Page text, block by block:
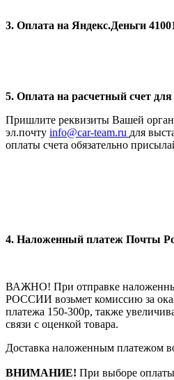
3. Оплата на Яндекс.Деньги
5. Оплата на расчетный счет
Пришлите реквизиты Вашей
эл.почту info@car-team.ru для
оплаты счета обязательно
4. Наложенный платеж Почты
ВАЖНО! При отправке
РОССИИ возьмет комиссию за
платежа 150-300р, также
связи с оценкой товара.
Доставка наложенным платежом
ВНИМАНИЕ! При выборе